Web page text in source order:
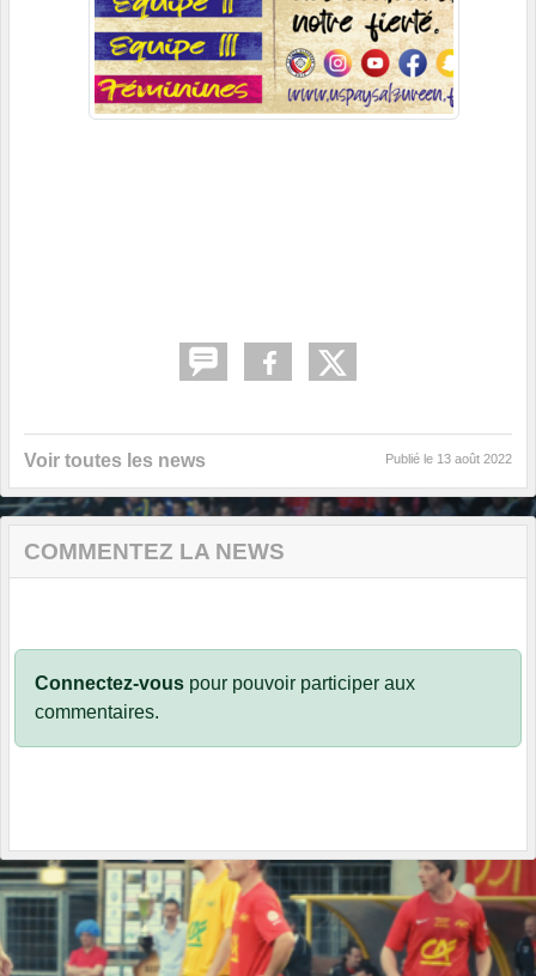
Voir toutes les news Publié le 13 août 2022
COMMENTEZ LA NEWS
Connectez-vous pour pouvoir participer aux
commentaires.